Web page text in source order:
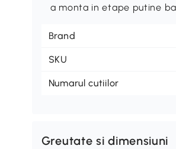
a monta in etape putine
Brand
SKU
Numarul cutiilor
Greutate si dimensiuni